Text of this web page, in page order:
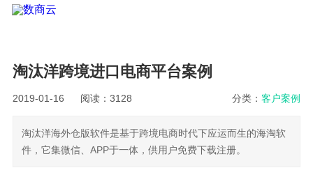
淘汰洋跨境进口电商平台案例
2019-01-16 阅读：3128 分类：客户案例
淘汰洋海外仓版软件是基于跨境电商时代下应运而生的海淘软
件，它集微信、APP于一体，供用户免费下载注册。